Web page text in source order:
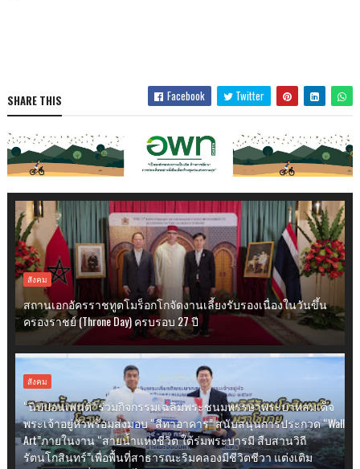
SHARE THIS Facebook Twitter
สังคม
สถานเอกอัครราชทูตโมร็อกโกจัดงานเลี้ยงรับรองเนื่องในวันขึ้น
ครองราชย์ (Throne Day) ครบรอบ 27 ปี
สังคม
“นิปปอนเพนต์” ร่วมกิจกรรมเฉลิมพระชนมพรรษาพระบาทสมเด็จ
พระเจ้าอยู่หัวพร้อมส่งมอบ “สีทาอาคาร” สนับสนุนการประกวด “Wall
Art”ภายในงาน “สายน้ำแห่งชีวิต ใต้ร่มพระบารมี สืบสานวิถี
รัตนโกสินทร์”เพื่อพื้นที่สาธารณะริมคลองมีชีวิตชีวา แต่งเติม